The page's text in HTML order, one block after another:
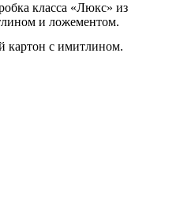
класса «Люкс» из
и ложементом.
картон с имитлином.